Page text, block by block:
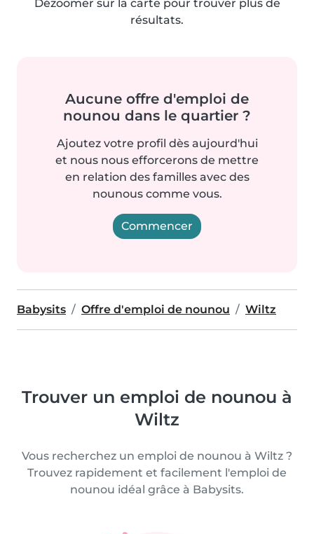
Dézoomer sur la carte pour trouver plus de
résultats.
Aucune offre d'emploi de
nounou dans le quartier ?
Ajoutez votre profil dès aujourd'hui
et nous nous efforcerons de mettre
en relation des familles avec des
nounous comme vous.
Commencer
Babysits Offre d'emploi de nounou Wiltz
Trouver un emploi de nounou à
Wiltz
Vous recherchez un emploi de nounou à Wiltz ?
Trouvez rapidement et facilement l'emploi de
nounou idéal grâce à Babysits.